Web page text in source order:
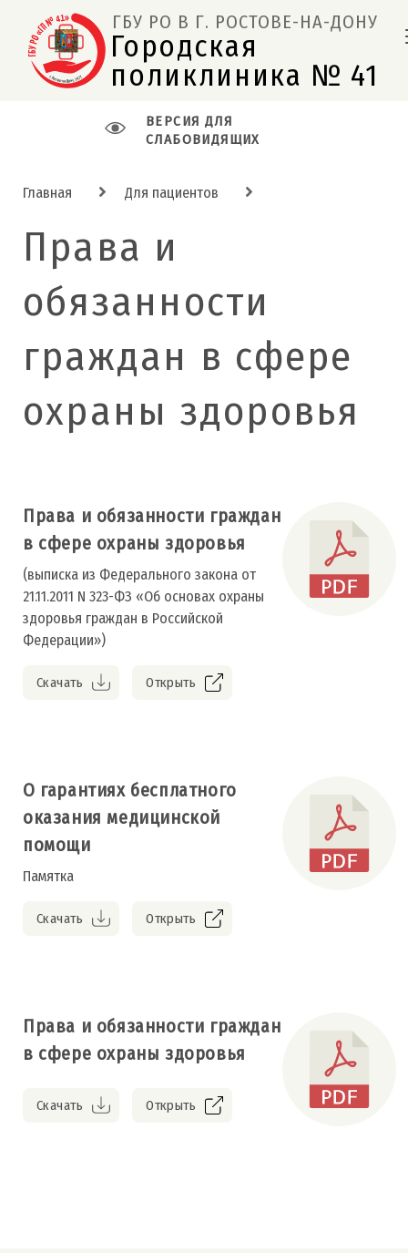
ГБУ РО В Г. РОСТОВЕ-НА-ДОНУ
Городская
поликлиника № 41
ВЕРСИЯ ДЛЯ
СЛАБОВИДЯЩИХ
Главная Для пациентов
Права и
обязанности
граждан в сфере
охраны здоровья
Права и обязанности граждан
в сфере охраны здоровья
(выписка из Федерального закона от
21.11.2011 N 323-ФЗ «Об основах охраны
здоровья граждан в Российской
Федерации»)
Скачать Открыть
О гарантиях бесплатного
оказания медицинской
помощи
Памятка
Скачать Открыть
Права и обязанности граждан
в сфере охраны здоровья
Скачать Открыть